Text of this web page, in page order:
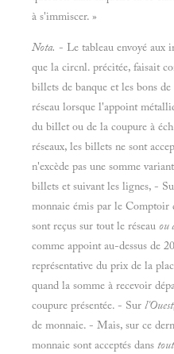
à s'immiscer. »
Nota. - Le tableau envoyé aux
que la circnl. précitée, faisait
billets de banque et les bons
réseau lorsque l'appoint
du billet ou de la coupure à
réseaux, les billets ne sont
n'excède pas une somme
billets et suivant les lignes, -
monnaie émis par le Comptoir
sont reçus sur tout le réseau ou
comme appoint au-dessus de
représentative du prix de la
quand la somme à recevoir
coupure présentée. - Sur
de monnaie. - Mais, sur ce
monnaie sont acceptés dans